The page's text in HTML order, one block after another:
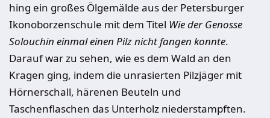
hing ein großes Ölgemälde aus der Petersburger
Ikonoborzenschule mit dem Titel Wie der Genosse
Solouchin einmal einen Pilz nicht fangen konnte.
Darauf war zu sehen, wie es dem Wald an den
Kragen ging, indem die unrasierten Pilzjäger mit
Hörnerschall, härenen Beuteln und
Taschenflaschen das Unterholz niederstampften.